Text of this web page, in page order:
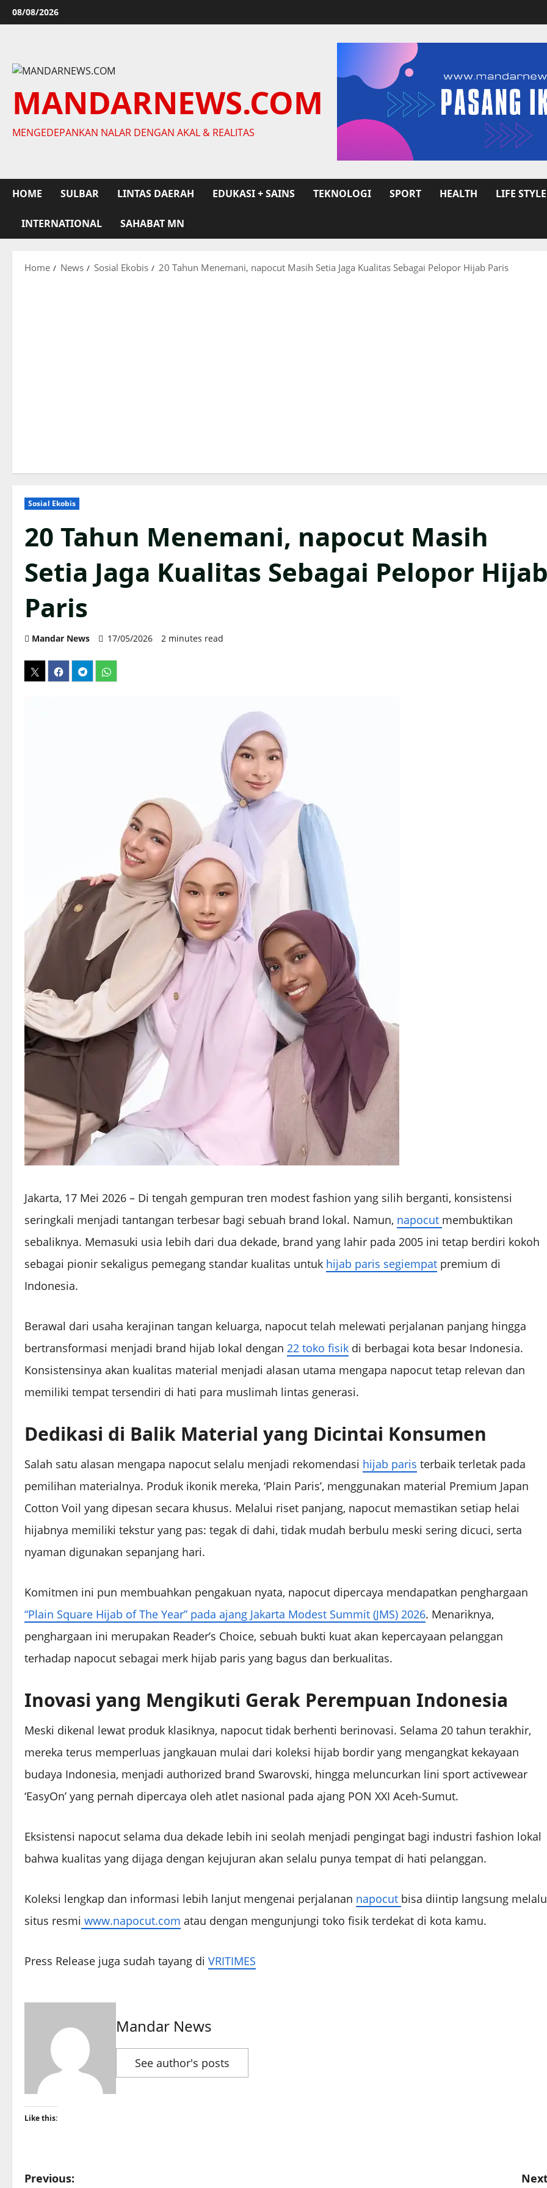
Skip
to
08/08/2026
MANDARNEWS.COM
MENGEDEPANKAN NALAR DENGAN AKAL & REALITAS
HOME SULBAR LINTAS DAERAH EDUKASI + SAINS TEKNOLOGI SPORT HEALTH LIFE STYLE
INTERNATIONAL SAHABAT MN
Home News Sosial Ekobis 20 Tahun Menemani, napocut Masih Setia Jaga Kualitas Sebagai Pelopor Hijab Paris
Sosial Ekobis
20 Tahun Menemani, napocut Masih
Setia Jaga Kualitas Sebagai Pelopor
Paris
Mandar News 17/05/2026 2 minutes read
Jakarta, 17 Mei 2026 – Di tengah gempuran tren modest fashion yang silih berganti, konsistensi
seringkali menjadi tantangan terbesar bagi sebuah brand lokal. Namun, napocut membuktikan
sebaliknya. Memasuki usia lebih dari dua dekade, brand yang lahir pada 2005 ini tetap berdiri kokoh
sebagai pionir sekaligus pemegang standar kualitas untuk hijab paris segiempat premium di
Indonesia.
Berawal dari usaha kerajinan tangan keluarga, napocut telah melewati perjalanan panjang hingga
bertransformasi menjadi brand hijab lokal dengan 22 toko fisik di berbagai kota besar Indonesia.
Konsistensinya akan kualitas material menjadi alasan utama mengapa napocut tetap relevan dan
memiliki tempat tersendiri di hati para muslimah lintas generasi.
Dedikasi di Balik Material yang Dicintai Konsumen
Salah satu alasan mengapa napocut selalu menjadi rekomendasi hijab paris terbaik terletak pada
pemilihan materialnya. Produk ikonik mereka, ‘Plain Paris’, menggunakan material Premium Japan
Cotton Voil yang dipesan secara khusus. Melalui riset panjang, napocut memastikan setiap helai
hijabnya memiliki tekstur yang pas: tegak di dahi, tidak mudah berbulu meski sering dicuci, serta
nyaman digunakan sepanjang hari.
Komitmen ini pun membuahkan pengakuan nyata, napocut dipercaya mendapatkan penghargaan
“Plain Square Hijab of The Year” pada ajang Jakarta Modest Summit (JMS) 2026. Menariknya,
penghargaan ini merupakan Reader’s Choice, sebuah bukti kuat akan kepercayaan pelanggan
terhadap napocut sebagai merk hijab paris yang bagus dan berkualitas.
Inovasi yang Mengikuti Gerak Perempuan Indonesia
Meski dikenal lewat produk klasiknya, napocut tidak berhenti berinovasi. Selama 20 tahun terakhir,
mereka terus memperluas jangkauan mulai dari koleksi hijab bordir yang mengangkat kekayaan
budaya Indonesia, menjadi authorized brand Swarovski, hingga meluncurkan lini sport activewear
‘EasyOn’ yang pernah dipercaya oleh atlet nasional pada ajang PON XXI Aceh-Sumut.
Eksistensi napocut selama dua dekade lebih ini seolah menjadi pengingat bagi industri fashion lokal
bahwa kualitas yang dijaga dengan kejujuran akan selalu punya tempat di hati pelanggan.
Koleksi lengkap dan informasi lebih lanjut mengenai perjalanan napocut bisa diintip langsung
situs resmi www.napocut.com atau dengan mengunjungi toko fisik terdekat di kota kamu.
Press Release juga sudah tayang di VRITIMES
Mandar News
See author's posts
Like this:
P
Previous: